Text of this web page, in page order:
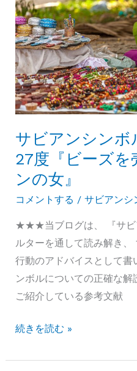
の
前
の
二
人
の
職
人』
ボ
ル
活
用
法・
牡
牛
座
28
『成
熟
し
た
ロ
マ
ン
で
サビアンシンボ
27度『ビーズを
ンの女』
コメントする / サビアンシ
★★★当ブログは、 『サビ
ルターを通して読み解き
行動のアドバイスとして
ンボルについての正確な
ご紹介している参考文献
サ
ア
続きを読む »